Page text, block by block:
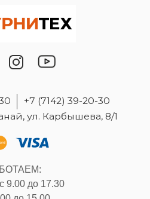
+7 (7142) 39-20-30
ул. Карбышева, 8/1
9.00 до 17.30